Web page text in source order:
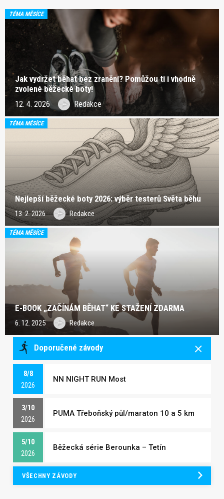
TÉMA MĚSÍCE
Jak vydržet běhat bez zranění? Pomůžou ti i vhodně
zvolené běžecké boty!
12. 4. 2026 Redakce
TÉMA MĚSÍCE
Nejlepší běžecké boty 2026: výběr testerů Světa běhu
13. 2. 2026 Redakce
TÉMA MĚSÍCE
E-BOOK „ZAČÍNÁM BĚHAT“ KE STAŽENÍ ZDARMA
6. 12. 2025 Redakce
Doporučené závody
8/8
2026
NN NIGHT RUN Most
3/10
2026
PUMA Třeboňský půl/maraton 10 a 5 km
5/10
2026
Běžecká série Berounka – Tetín
VŠECHNY ZÁVODY